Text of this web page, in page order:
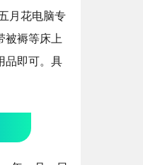
月花电脑专
被褥等床上
品即可。具